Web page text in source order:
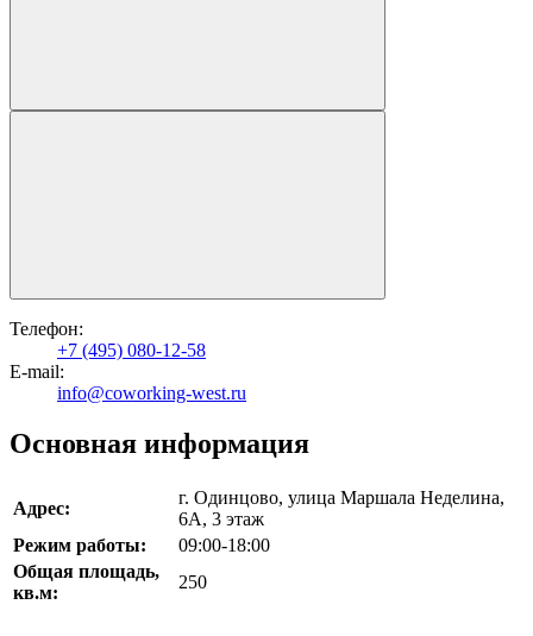
Телефон:
+7 (495) 080-12-58
Е-mail:
info@coworking-west.ru
Основная информация
Адрес:
г. Одинцово, улица Маршала Неделина,
6А, 3 этаж
Режим работы:
09:00-18:00
Общая площадь,
кв.м:
250